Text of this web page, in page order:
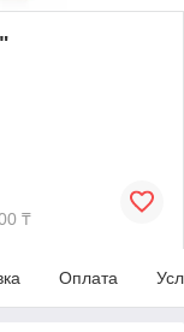
₸
Оплата